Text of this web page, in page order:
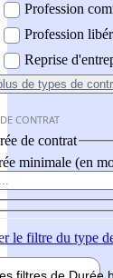
Profession
Profession
Reprise
de types de
CONTRAT
de contrat
minimale (en
le filtre du type
filtres de Durée